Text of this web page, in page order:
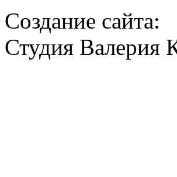
Создание сайта:
Студия Валерия